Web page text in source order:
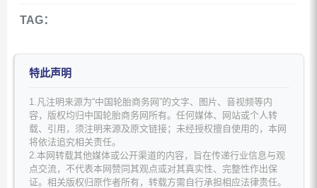
TAG：
特此声明
1.凡注明来源为“中国轮胎商务网”的文字、图片、音视频等内
容，版权均归中国轮胎商务网所有。任何媒体、网站或个人转
载、引用，须注明来源及原文链接；未经授权擅自使用的，本网
将依法追究相关责任。
2.本网转载其他媒体或公开渠道的内容，旨在传递行业信息与观
点交流，不代表本网赞同其观点或对其真实性、完整性作出保
证。相关版权归原作者所有，转载方需自行承担相应法律责任。